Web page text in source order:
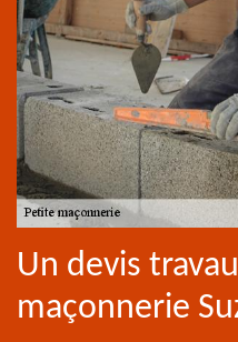
Un devis
maçonnerie